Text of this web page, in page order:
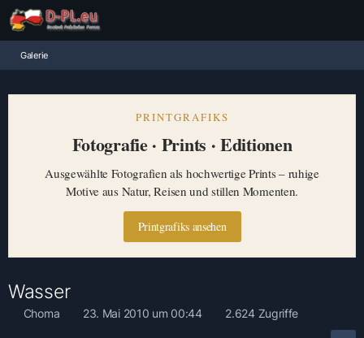
Galerie
PRINTGRAFIKS
Fotografie · Prints · Editionen
Ausgewählte Fotografien als hochwertige Prints – ruhige
Motive aus Natur, Reisen und stillen Momenten.
Printgrafiks ansehen
Wasser
Choma 23. Mai 2010 um 00:44 2.624 Zugriffe